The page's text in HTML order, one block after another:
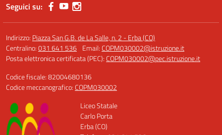
Seguici su:
Indirizzo: Piazza San G.B. de La Salle, n. 2 - Erba (CO)
Centralino:031 641 536 Email: COPM030002@istruzione.it
Posta elettronica certificata (PEC): COPM030002@pec.istruzione.it
Codice fiscale: 82004680136
Codice meccanografico: COPM030002
Liceo Statale
Carlo Porta
Erba (CO)